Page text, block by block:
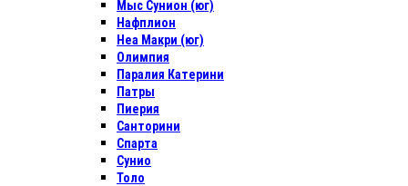
Мыс Сунион (юг)
Нафплион
Неа Макри (юг)
Олимпия
Паралия Катерини
Патры
Пиерия
Санторини
Спарта
Сунио
Толо